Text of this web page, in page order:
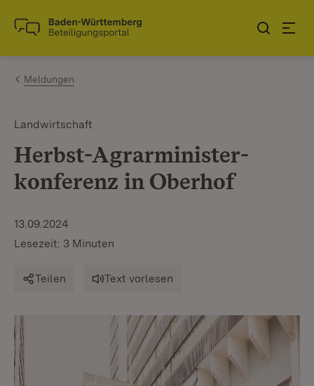
Zum Inhalt springen
Link zur Startseite
Meldungen
Landwirtschaft
Herbst-Agrarminister­
konferenz in Oberhof
13.09.2024
Lesezeit: 3 Minuten
Teilen Text vorlesen